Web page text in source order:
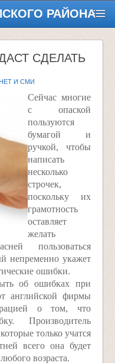
РАЙОНА
СДЕЛАТЬ
И СМИ
Сейчас многие
с опаской
пользуются
бумагой и
ручкой, чтобы
написать
несколько
строчек,
поскольку их
грамотность
оставляет
желать
пользоваться
непременно укажет
ошибки.
об ошибках при
английской фирмы
о том, что
Производитель
только учатся
всего она будет
возраста.